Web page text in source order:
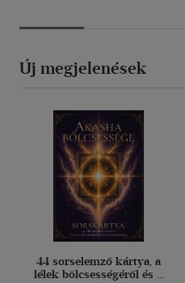
Új megjelenések
44 sorselemző kártya, a
lélek bölcsességéről és a